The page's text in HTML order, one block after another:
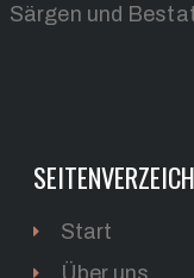
Särgen und
Start
Über uns